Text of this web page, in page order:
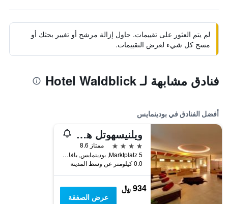
لم يتم العثور على تقييمات. حاول إزالة مرشح أو تغيير بحثك أو
مسح كل شيء لعرض التقييمات.
فنادق مشابهة لـ Hotel Waldblick
أفضل الفنادق في بودينمايس
ويلنيسهوتل هوبراو هاوس
4 نجوم
ممتاز 8.6
Marktplatz 5, بودينمايس, بافاريا, ألمانيا
0.0 كيلومتر عن وسط المدينة
934 ﷼
عرض الصفقة